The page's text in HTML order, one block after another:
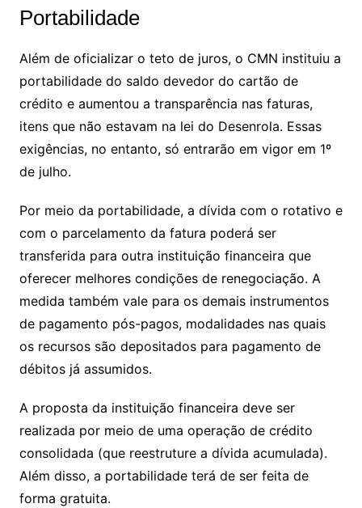
Portabilidade
Além de oficializar o teto de juros, o CMN instituiu a
portabilidade do saldo devedor do cartão de
crédito e aumentou a transparência nas faturas,
itens que não estavam na lei do Desenrola. Essas
exigências, no entanto, só entrarão em vigor em 1º
de julho.
Por meio da portabilidade, a dívida com o rotativo e
com o parcelamento da fatura poderá ser
transferida para outra instituição financeira que
oferecer melhores condições de renegociação. A
medida também vale para os demais instrumentos
de pagamento pós-pagos, modalidades nas quais
os recursos são depositados para pagamento de
débitos já assumidos.
A proposta da instituição financeira deve ser
realizada por meio de uma operação de crédito
consolidada (que reestruture a dívida acumulada).
Além disso, a portabilidade terá de ser feita de
forma gratuita.